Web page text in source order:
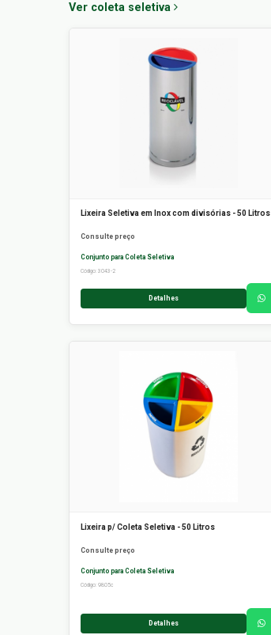
Ver coleta seletiva
Lixeira Seletiva em Inox com divisórias - 50 Litros
Consulte preço
Conjunto para Coleta Seletiva
Código: 3043-2
Detalhes
Lixeira p/ Coleta Seletiva - 50 Litros
Consulte preço
Conjunto para Coleta Seletiva
Código: 9805c
Detalhes